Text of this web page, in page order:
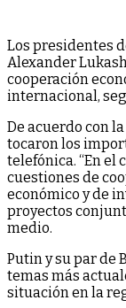
Los presidentes
Alexander
cooperación
internacional,
De acuerdo con
tocaron los
telefónica. “En el
cuestiones de
económico y de
proyectos
medio.
Putin y su par de
temas más
situación en la